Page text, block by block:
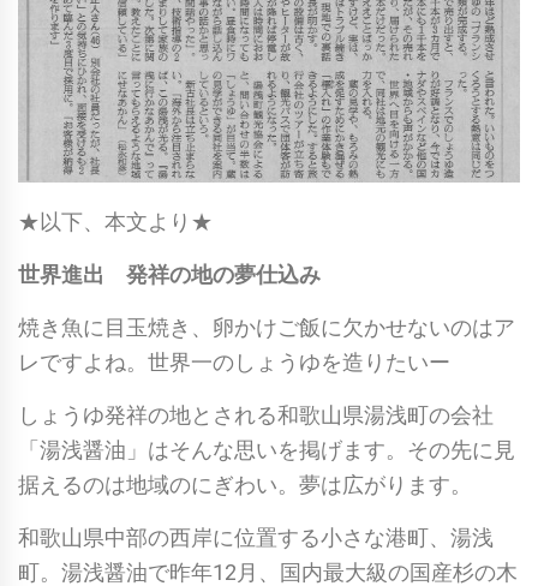
★以下、本文より★
世界進出 発祥の地の夢仕込み
焼き魚に目玉焼き、卵かけご飯に欠かせないのはア
レですよね。世界一のしょうゆを造りたいー
しょうゆ発祥の地とされる和歌山県湯浅町の会社
「湯浅醤油」はそんな思いを掲げます。その先に見
据えるのは地域のにぎわい。夢は広がります。
和歌山県中部の西岸に位置する小さな港町、湯浅
町。湯浅醤油で昨年12月、国内最大級の国産杉の木